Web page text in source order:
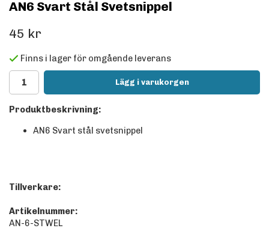
AN6 Svart Stål Svetsnippel
45 kr
Finns i lager för omgående leverans
Lägg i varukorgen
Produktbeskrivning:
AN6 Svart stål svetsnippel
Tillverkare:
Artikelnummer:
AN-6-STWEL